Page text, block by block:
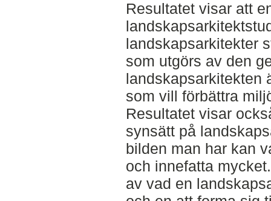
Resultatet visar att
landskapsarkitekter
som utgörs av den
landskapsarkitekten
som vill förbättra
Resultatet visar
synsätt på
bilden man har kan
och innefatta
av vad en